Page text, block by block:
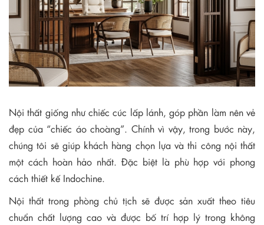
Nội thất giống như chiếc cúc lấp lánh, góp phần làm nên vẻ
đẹp của “chiếc áo choàng”. Chính vì vậy, trong bước này,
chúng tôi sẽ giúp khách hàng chọn lựa và thi công nội thất
một cách hoàn hảo nhất. Đặc biệt là phù hợp với phong
cách thiết kế Indochine.
Nội thất trong phòng chủ tịch sẽ được sản xuất theo tiêu
chuẩn chất lượng cao và được bố trí hợp lý trong không